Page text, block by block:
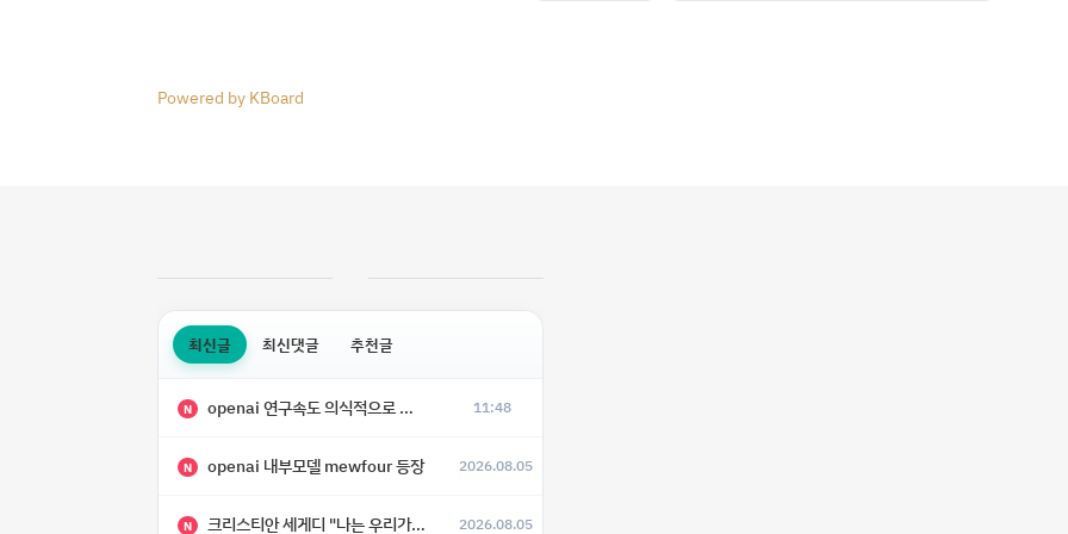
Powered by KBoard
최신글 최신댓글 추천글
N openai 연구속도 의식적으로 늦추고 있다 11:48
N openai 내부모델 mewfour 등장 2026.08.05
N 크리스티안 세게디 "나는 우리가 "Fuck!!" 단계를 피할 수 있기를 바랄 뿐" 2026.08.05